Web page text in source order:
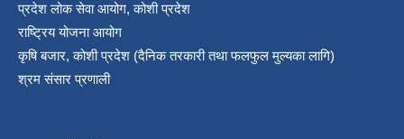
प्रदेश लोक सेवा आयोग, कोशी प्रदेश
राष्ट्रिय योजना आयोग
कृषि बजार, कोशी प्रदेश (दैनिक तरकारी तथा फलफुल मुल्यका लागि)
श्रम संसार प्रणाली